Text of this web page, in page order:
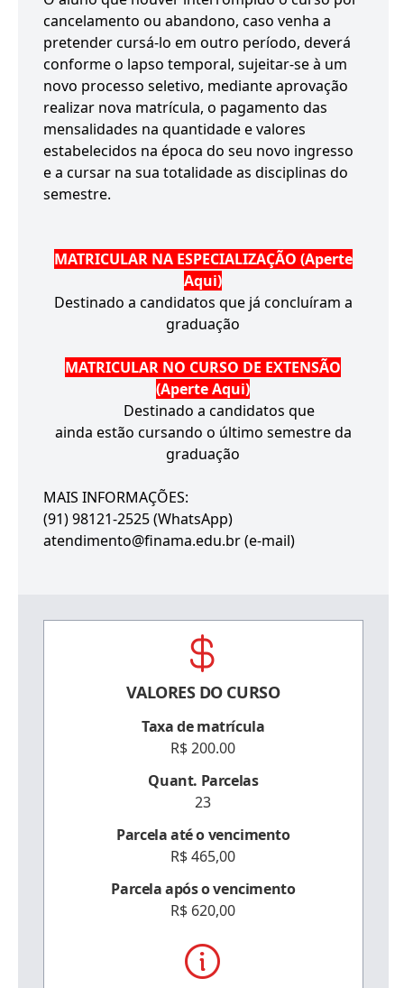
cancelamento ou abandono, caso venha a
pretender cursá-lo em outro período, deverá
conforme o lapso temporal, sujeitar-se à um
novo processo seletivo, mediante aprovação
realizar nova matrícula, o pagamento das
mensalidades na quantidade e valores
estabelecidos na época do seu novo ingresso
e a cursar na sua totalidade as disciplinas do
semestre.
MATRICULAR NA ESPECIALIZAÇÃO (Aperte
Aqui)
Destinado a candidatos que já concluíram a
graduação
MATRICULAR NO CURSO DE EXTENSÃO
(Aperte Aqui)
Destinado a candidatos que
ainda estão cursando o último semestre da
graduação
MAIS INFORMAÇÕES:
(91) 98121-2525 (WhatsApp)
atendimento@finama.edu.br (e-mail)
VALORES DO CURSO
Taxa de matrícula
R$ 200.00
Quant. Parcelas
23
Parcela até o vencimento
R$ 465,00
Parcela após o vencimento
R$ 620,00